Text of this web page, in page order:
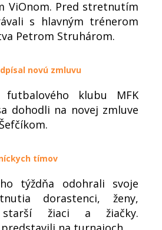
ViOnom. Pred stretnutím
s hlavným trénerom
Petrom Struhárom.
novú zmluvu
futbalového klubu MFK
dohodli na novej zmluve
tímov
týždňa odohrali svoje
dorastenci, ženy,
starší žiaci a žiačky.